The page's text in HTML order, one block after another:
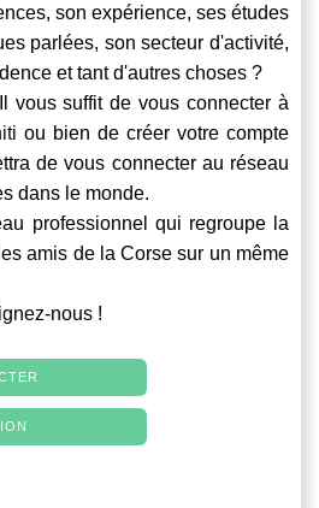
son expérience, ses études
parlées, son secteur d'activité,
et tant d'autres choses ?
vous suffit de vous connecter à
ou bien de créer votre compte
de vous connecter au réseau
dans le monde.
professionnel qui regroupe la
amis de la Corse sur un même
nous !